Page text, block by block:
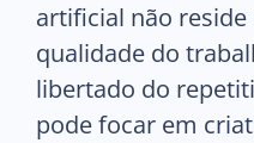
artificial não reside
qualidade do
libertado do
pode focar em